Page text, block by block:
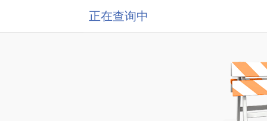
正在查询中